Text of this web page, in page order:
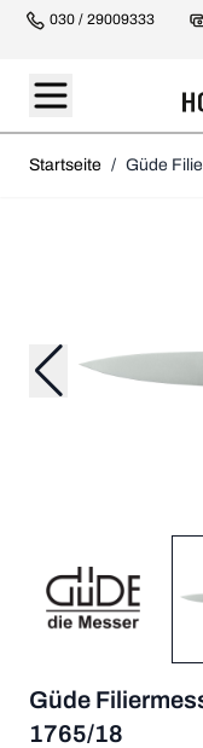
030 / 29009333
Startseite / Güde
Güde
1765/18